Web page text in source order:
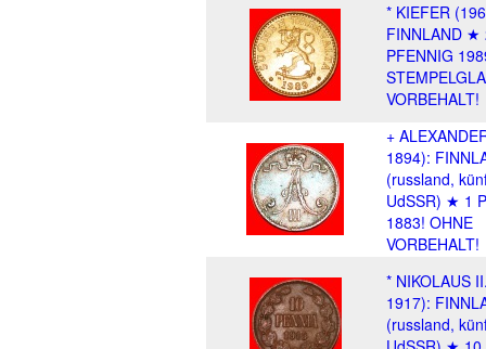
* KIEFER
FINNLAND ★
PFENNIG
VORBEHALT!
+
1894):
(russland,
UdSSR) ★ 1
1883! OHNE
VORBEHALT!
* NIKOLAUS
1917):
(russland,